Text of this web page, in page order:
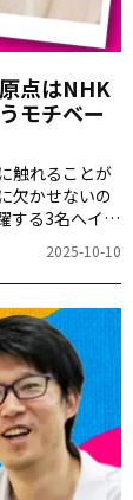
点はNHK
モチベー
触れることが
欠かせないの
する3名へイン
ド、キャリア
ついて詳しく
2025-10-10